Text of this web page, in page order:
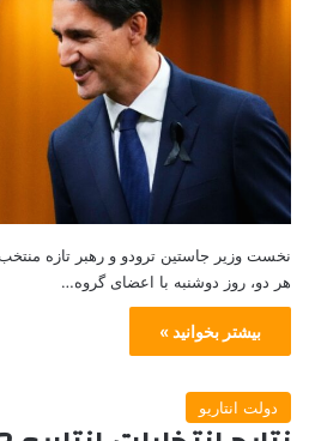
نخست وزیر جاستین ترودو و رهبر تازه
هر دو، روز دوشنبه با اعضای گروه…
بیشتر بخوانید »
دولت انتاریو